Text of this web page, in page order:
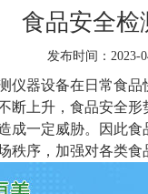
食品安全检
发布时间：
仪器设备在日常食品
断上升，食品安全
成一定威胁。因此
秩序，加强对各类食